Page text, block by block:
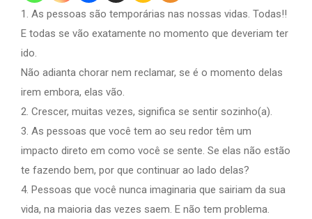
1. As pessoas são temporárias nas nossas vidas. Todas!!
E todas se vão exatamente no momento que deveriam ter
ido.
Não adianta chorar nem reclamar, se é o momento delas
irem embora, elas vão.
2. Crescer, muitas vezes, significa se sentir sozinho(a).
3. As pessoas que você tem ao seu redor têm um
impacto direto em como você se sente. Se elas não estão
te fazendo bem, por que continuar ao lado delas?
4. Pessoas que você nunca imaginaria que sairiam da sua
vida, na maioria das vezes saem. E não tem problema.